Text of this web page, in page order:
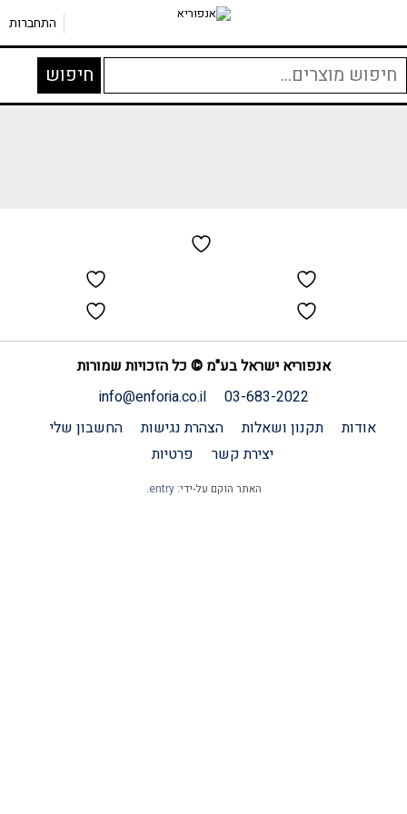
התחברות
חיפוש
עבור:
חיפוש
אנפוריא ישראל בע"מ © כל הזכויות שמורות
03-683-2022
info@enforia.co.il
אודות
תקנון ושאלות הצהרת נגישות
החשבון שלי
יצירת קשר
פרטיות
האתר הוקם על-ידי:entry
.